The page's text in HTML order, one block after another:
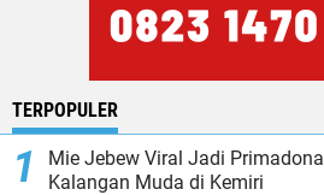
TERPOPULER
Mie Jebew Viral Jadi Primadona
Kalangan Muda di Kemiri